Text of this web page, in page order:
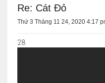
Re: Cát Đỏ
Thứ 3 Tháng 11 24, 2020 4:17
28